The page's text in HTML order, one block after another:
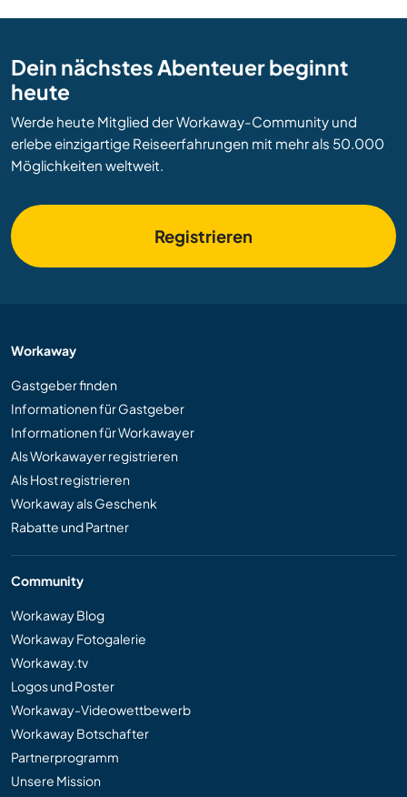
Dein nächstes Abenteuer beginnt
heute
Werde heute Mitglied der Workaway-Community und
erlebe einzigartige Reiseerfahrungen mit mehr als 50.000
Möglichkeiten weltweit.
Registrieren
Workaway
Gastgeber finden
Informationen für Gastgeber
Informationen für Workawayer
Als Workawayer registrieren
Als Host registrieren
Workaway als Geschenk
Rabatte und Partner
Community
Workaway Blog
Workaway Fotogalerie
Workaway.tv
Logos und Poster
Workaway-Videowettbewerb
Workaway Botschafter
Partnerprogramm
Unsere Mission